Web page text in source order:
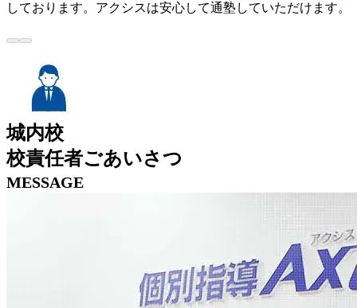
しております。アクシスは安心して通塾していただけます。
城内校
校責任者ごあいさつ
MESSAGE